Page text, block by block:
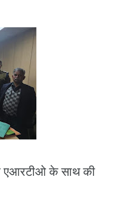
एआरटीओ के साथ की